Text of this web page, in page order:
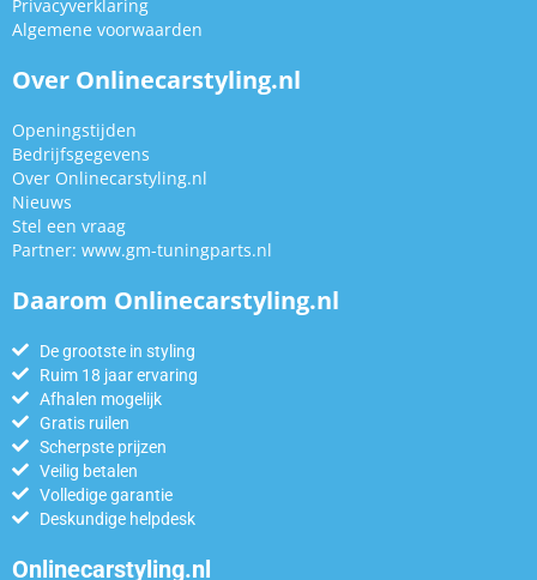
Privacyverklaring
Algemene voorwaarden
Over Onlinecarstyling.nl
Openingstijden
Bedrijfsgegevens
Over Onlinecarstyling.nl
Nieuws
Stel een vraag
Partner: www.gm-tuningparts.nl
Daarom Onlinecarstyling.nl
De grootste in styling
Ruim 18 jaar ervaring
Afhalen mogelijk
Gratis ruilen
Scherpste prijzen
Veilig betalen
Volledige garantie
Deskundige helpdesk
Onlinecarstyling.nl